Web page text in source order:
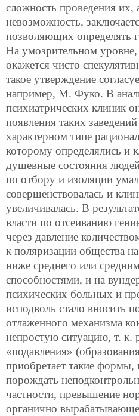
сложность проведения
невозможность,
позволяющих определять
На умозрительном
окажется чисто
такое утверждение
например, М. Фуко. В
психиатрических клиник
появления таких
характерном типе
которому определялись и
душевные состояния
по отбору и изоляции
совершенствовалась и
увеличивалась. В
власти по отсеиванию
через давление
к поляризации общества
ниже среднего или
способностями, и на
психических больных и
исподволь стало вносить
отлаженного механизма
непростую ситуацию, т. к.
«подавления»
приобретает такие
порождать
частности, превышение
органично